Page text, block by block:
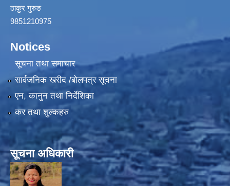
ठाकुर गुरुङ
9851210975
Notices
सूचना तथा समाचार
सार्वजनिक खरीद /बोलपत्र सूचना
एन, कानुन तथा निर्देशिका
कर तथा शुल्कहरु
सूचना अधिकारी